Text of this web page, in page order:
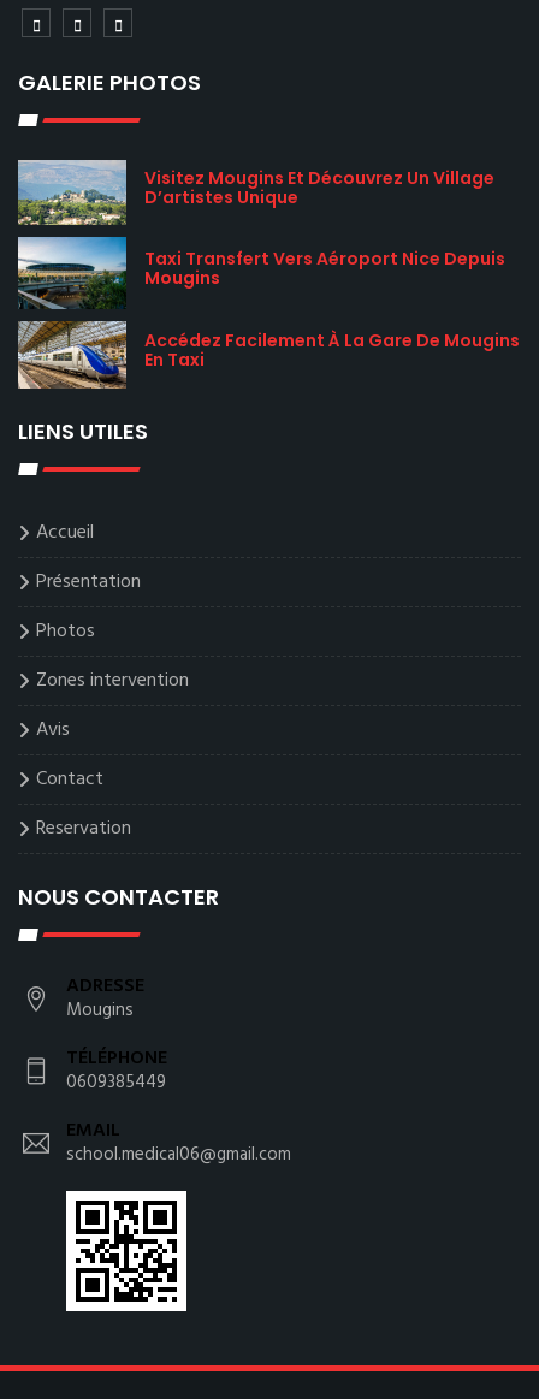
GALERIE PHOTOS
Visitez Mougins Et Découvrez Un Village
D’artistes Unique
Taxi Transfert Vers Aéroport Nice Depuis
Mougins
Accédez Facilement À La Gare De Mougins
En Taxi
LIENS UTILES
Accueil
Présentation
Photos
Zones intervention
Avis
Contact
Reservation
NOUS CONTACTER
ADRESSE
Mougins
TÉLÉPHONE
0609385449
EMAIL
school.medical06@gmail.com